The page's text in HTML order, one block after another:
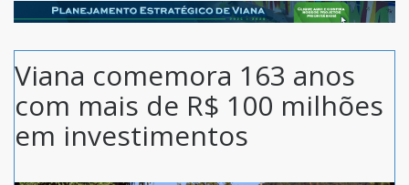
ES
Viana comemora 163 anos
com mais de R$ 100 milhões
em investimentos